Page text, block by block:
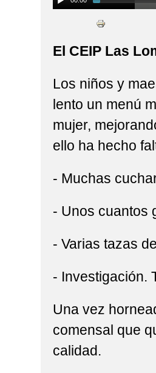
El CEIP Las
Los niños y
lento un menú
mujer,
ello ha hecho
- Muchas
- Unos cuantos
- Varias tazas
- Investigación.
Una vez
comensal que
calidad.